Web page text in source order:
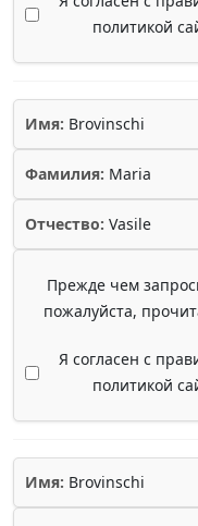
политикой
Имя: Brovinschi
Фамилия: Maria
Отчество: Vasile
Прежде чем
пожалуйста,
Я согласен с
политикой
Имя: Brovinschi